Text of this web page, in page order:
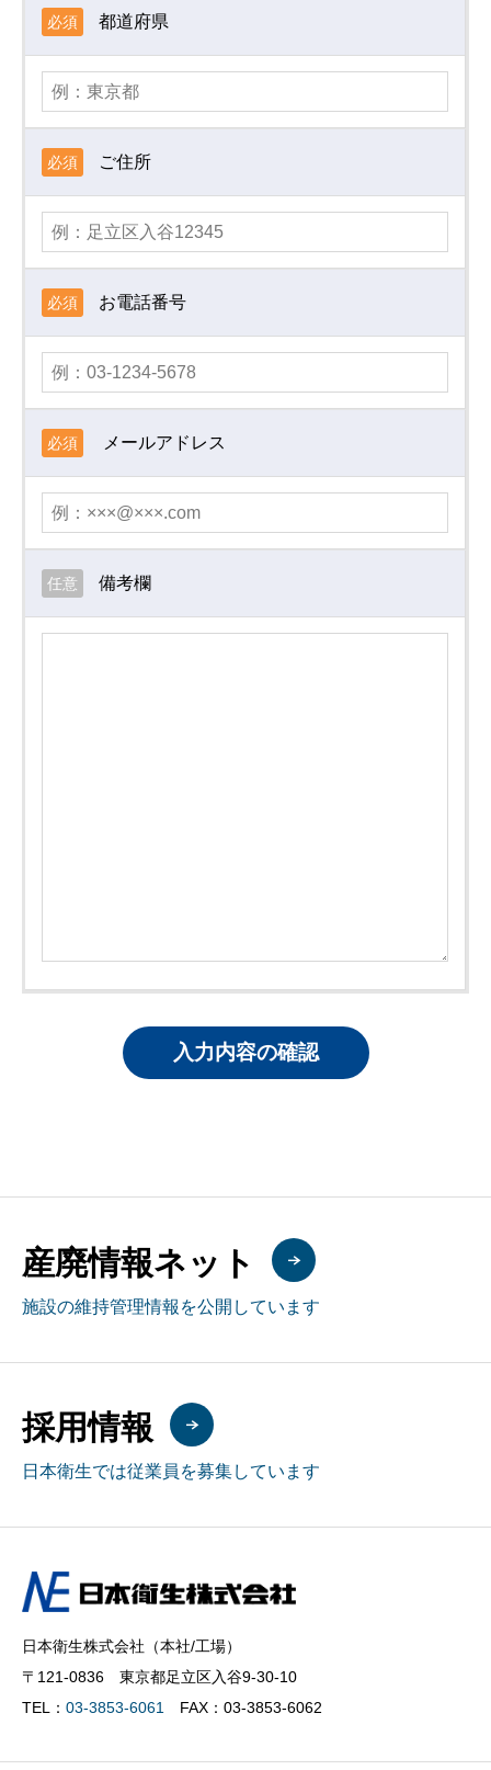
必須 都道府県
必須 ご住所
必須 お電話番号
必須 メールアドレス
任意 備考欄
産廃情報ネット
施設の維持管理情報を公開しています
採用情報
日本衛生では従業員を募集しています
日本衛生株式会社（本社/工場）
〒121-0836 東京都足立区入谷9-30-10
TEL： 03-3853-6061 FAX：03-3853-6062